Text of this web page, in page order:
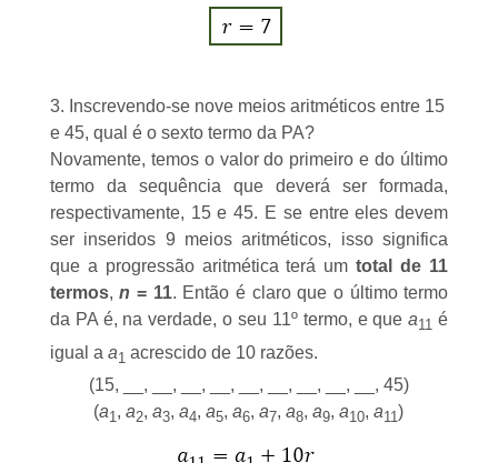
3. Inscrevendo-se nove meios aritméticos entre 15
e 45, qual é o sexto termo da PA?
Novamente, temos o valor do primeiro e do último
termo da sequência que deverá ser formada,
respectivamente, 15 e 45. E se entre eles devem
ser inseridos 9 meios aritméticos, isso significa
que a progressão aritmética terá umtotal de 11
termos,n = 11. Então é claro que o último termo
da PA é, na verdade, o seu 11º termo, e quea11é
igual a a1 acrescido de 10 razões.
(15, __, __, __, __, __, __, __, __, __, 45)
(a1,a2, a3,a4,a5, a6,a7,a8, a9,a10,a11)